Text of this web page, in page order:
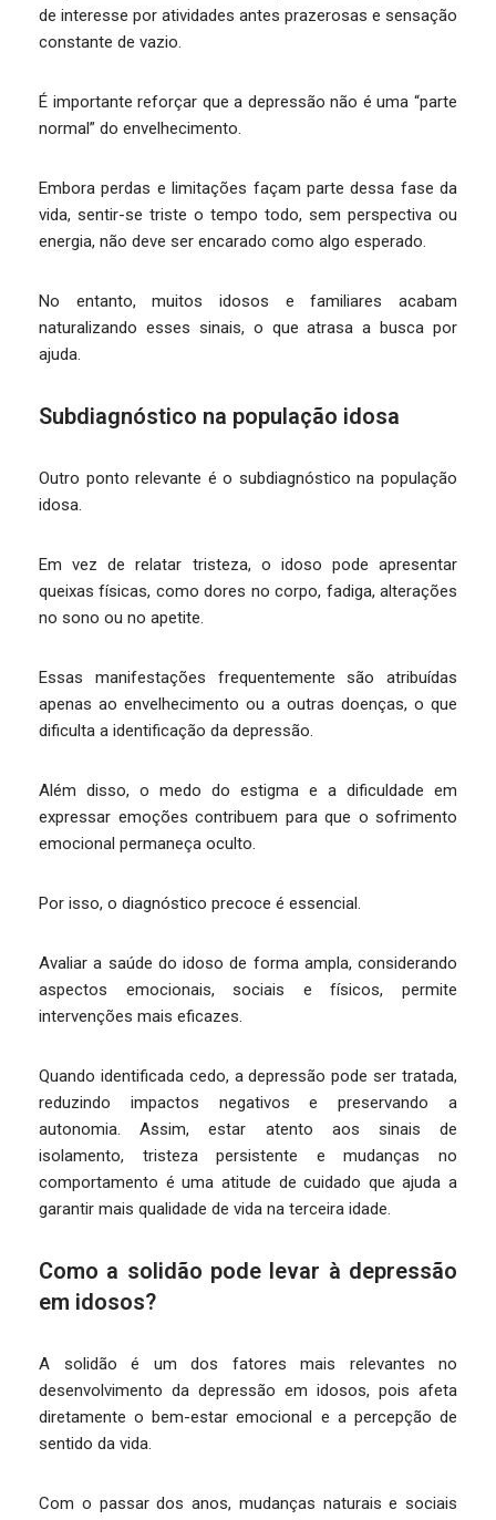
de interesse por atividades antes prazerosas e sensação
constante de vazio.
É importante reforçar que a depressão não é uma “parte
normal” do envelhecimento.
Embora perdas e limitações façam parte dessa fase da
vida, sentir-se triste o tempo todo, sem perspectiva ou
energia, não deve ser encarado como algo esperado.
No entanto, muitos idosos e familiares acabam
naturalizando esses sinais, o que atrasa a busca por
ajuda.
Subdiagnóstico na população idosa
Outro ponto relevante é o subdiagnóstico na população
idosa.
Em vez de relatar tristeza, o idoso pode apresentar
queixas físicas, como dores no corpo, fadiga, alterações
no sono ou no apetite.
Essas manifestações frequentemente são atribuídas
apenas ao envelhecimento ou a outras doenças, o que
dificulta a identificação da depressão.
Além disso, o medo do estigma e a dificuldade em
expressar emoções contribuem para que o sofrimento
emocional permaneça oculto.
Por isso, o diagnóstico precoce é essencial.
Avaliar a saúde do idoso de forma ampla, considerando
aspectos emocionais, sociais e físicos, permite
intervenções mais eficazes.
Quando identificada cedo, a depressão pode ser tratada,
reduzindo impactos negativos e preservando a
autonomia. Assim, estar atento aos sinais de
isolamento, tristeza persistente e mudanças no
comportamento é uma atitude de cuidado que ajuda a
garantir mais qualidade de vida na terceira idade.
Como a solidão pode levar à depressão
em idosos?
A solidão é um dos fatores mais relevantes no
desenvolvimento da depressão em idosos, pois afeta
diretamente o bem-estar emocional e a percepção de
sentido da vida.
Com o passar dos anos, mudanças naturais e sociais